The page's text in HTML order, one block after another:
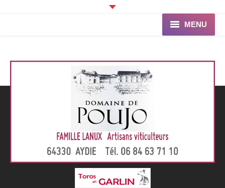
MENU
Programme
Ganaderia de PINCHA
Les Toreros
Infos pratiques
La Peña